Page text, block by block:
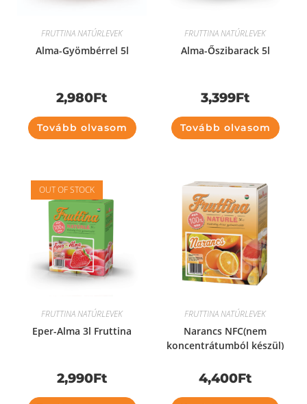
FRUTTINA NATÚRLEVEK
Alma-Gyömbérrel 5l
2,980Ft
Tovább olvasom
FRUTTINA NATÚRLEVEK
Alma-Őszibarack 5l
3,399Ft
Tovább olvasom
OUT OF STOCK
FRUTTINA NATÚRLEVEK
Eper-Alma 3l Fruttina
2,990Ft
FRUTTINA NATÚRLEVEK
Narancs NFC(nem
koncentrátumból készül)
4,400Ft